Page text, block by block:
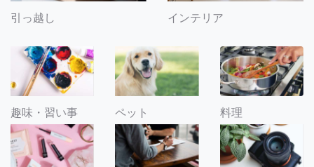
引っ越し インテリア
趣味・習い事 ペット 料理